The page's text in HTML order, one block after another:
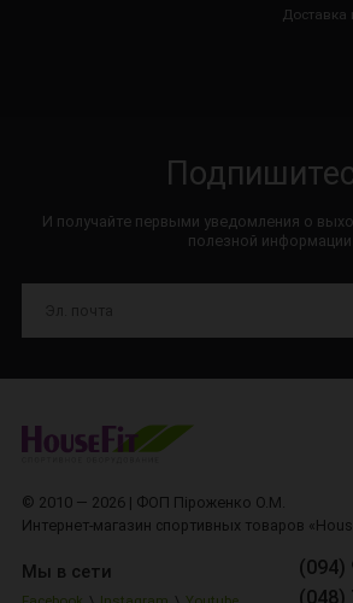
Доставка
И получайте первыми уведомления о
полезной информации
© 2010 — 2026 | ФОП Піроженко О.М.
Интернет-магазин спортивных товаров
(094)
(048)
Мы в сети